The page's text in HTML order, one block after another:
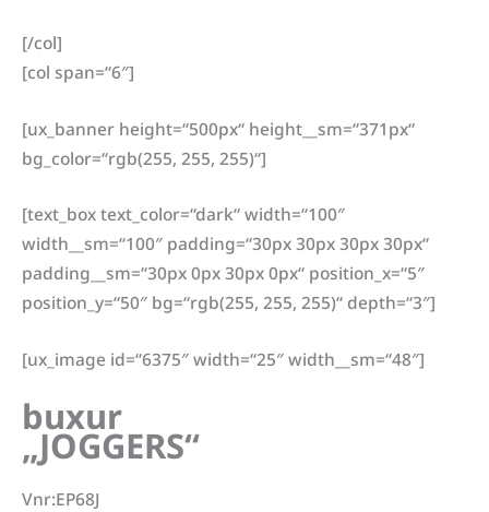
[/col]
[col span=“6″]
[ux_banner height=“500px“ height__sm=“371px“
bg_color=“rgb(255, 255, 255)“]
[text_box text_color=“dark“ width=“100″
width__sm=“100″ padding=“30px 30px 30px 30px“
padding__sm=“30px 0px 30px 0px“ position_x=“5″
position_y=“50″ bg=“rgb(255, 255, 255)“ depth=“3″]
[ux_image id=“6375″ width=“25″ width__sm=“48″]
buxur
„JOGGERS“
Vnr:EP68J